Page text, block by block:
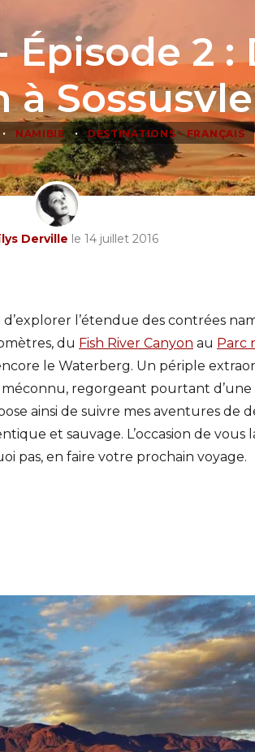
2 :
à
• NAMIBIE • DESTINATIONS - FRANÇAIS
Derville le 14 juillet 2016
l’étendue des contrées
du Fish River Canyon au Parc
le Waterberg. Un périple
regorgeant pourtant d’une
ainsi de suivre mes aventures de
et sauvage. L’occasion de vous
pas, en faire votre prochain voyage.